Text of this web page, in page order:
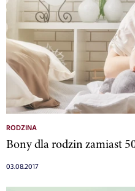
RODZINA
Bony dla rodzin zamiast
03.08.2017